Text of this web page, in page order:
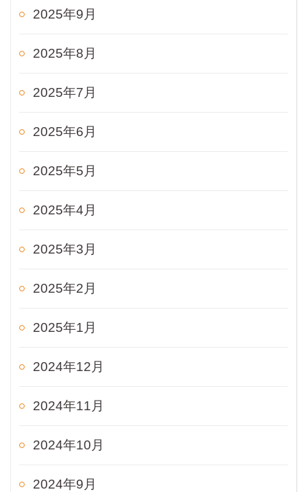
2025年9月
2025年8月
2025年7月
2025年6月
2025年5月
2025年4月
2025年3月
2025年2月
2025年1月
2024年12月
2024年11月
2024年10月
2024年9月